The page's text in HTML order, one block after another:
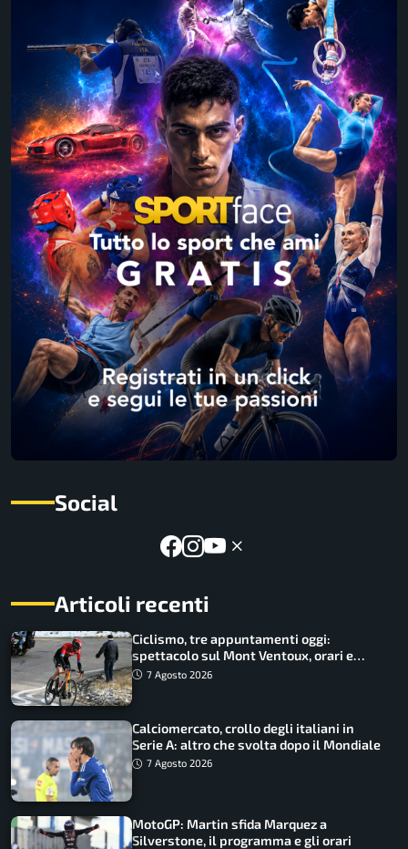
Social
Articoli recenti
Ciclismo, tre appuntamenti oggi:
spettacolo sul Mont Ventoux, orari e
come vederli
7 Agosto 2026
Calciomercato, crollo degli italiani in
Serie A: altro che svolta dopo il Mondiale
7 Agosto 2026
MotoGP: Martin sfida Marquez a
Silverstone, il programma e gli orari